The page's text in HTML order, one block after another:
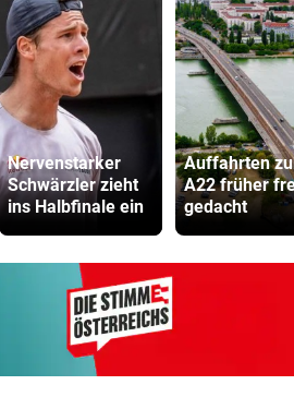
Nervenstarker
Schwärzler zieht
ins Halbfinale ein
Auffahrten
A22 früher
gedacht